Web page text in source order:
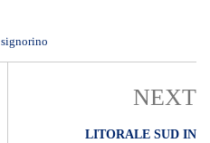
signorino
NEXT
LITORALE SUD IN